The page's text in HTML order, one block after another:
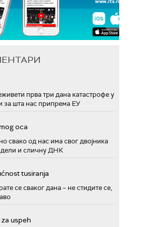
прва три дана катастрофе у
за шта нас припрема ЕУ
oca
свако од нас има свог двојника
дели и сличну ДНК
tusiranja
се сваког дана – не стидите се,
uspeh